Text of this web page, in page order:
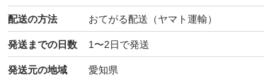
☆保存は高温多湿は避けて下さい。
☆賞味期限は常温なら2ケ月
配送の方法 おてがる配送（ヤマト運輸）
発送までの日数 1〜2日で発送
発送元の地域 愛知県